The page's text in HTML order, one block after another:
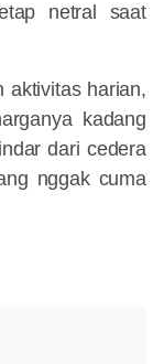
netral saat
aktivitas harian,
kadang
dari cedera
nggak cuma